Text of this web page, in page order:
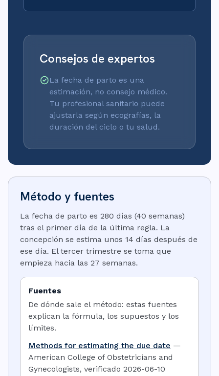
Consejos de expertos
La fecha de parto es una
estimación, no consejo médico.
Tu profesional sanitario puede
ajustarla según ecografías, la
duración del ciclo o tu salud.
Método y fuentes
La fecha de parto es 280 días (40 semanas)
tras el primer día de la última regla. La
concepción se estima unos 14 días después de
ese día. El tercer trimestre se toma que
empieza hacia las 27 semanas.
Fuentes
De dónde sale el método: estas fuentes
explican la fórmula, los supuestos y los
límites.
Methods for estimating the due date —
American College of Obstetricians and
Gynecologists, verificado 2026-06-10